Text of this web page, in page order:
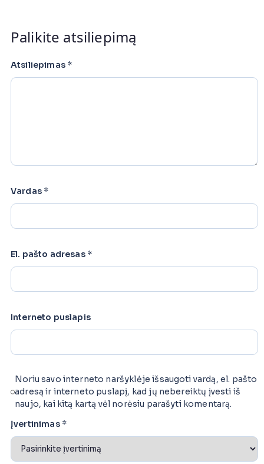
Palikite atsiliepimą
Atsiliepimas *
Vardas *
El. pašto adresas *
Interneto puslapis
Noriu savo interneto naršyklėje išsaugoti vardą, el. pašto
adresą ir interneto puslapį, kad jų nebereiktų įvesti iš
naujo, kai kitą kartą vėl norėsiu parašyti komentarą.
Įvertinimas *